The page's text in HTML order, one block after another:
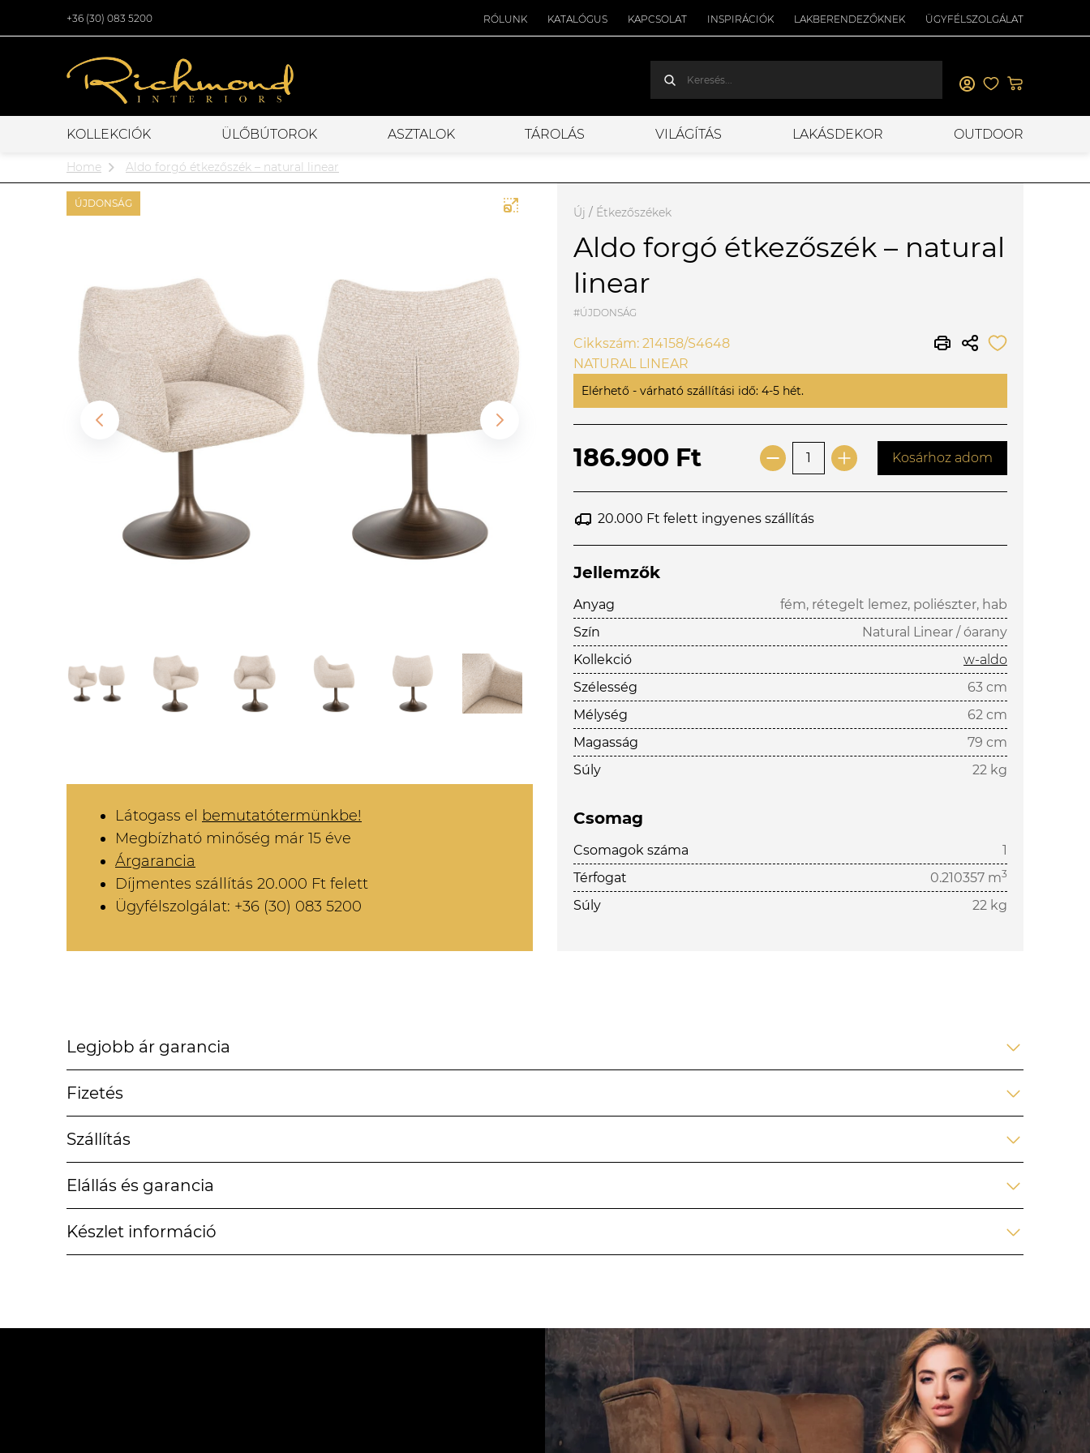
+36 (30) 083 5200 RÓLUNK KATALÓGUS KAPCSOLAT INSPIRÁCIÓK LAKBERENDEZŐKNEK ÜGYFÉLSZOLGÁLAT
KOLLEKCIÓK ÜLŐBÚTOROK ASZTALOK TÁROLÁS VILÁGÍTÁS LAKÁSDEKOR OUTDOOR
Home Aldo forgó étkezőszék – natural linear
ÚJDONSÁG
Látogass el bemutatótermünkbe!
Megbízható minőség már 15 éve
Árgarancia
Díjmentes szállítás 20.000 Ft felett
Ügyfélszolgálat: +36 (30) 083 5200
Új / Étkezőszékek
Aldo forgó étkezőszék – natural
linear
#ÚJDONSÁG
Cikkszám: 214158/S4648
NATURAL LINEAR
Elérhető - várható szállítási idő: 4-5 hét.
186.900 Ft Kosárhoz adom
20.000 Ft felett ingyenes szállítás
Jellemzők
Anyag
fém, rétegelt lemez, poliészter, hab
Szín
Natural Linear / óarany
Kollekció
w-aldo
Szélesség
63 cm
Mélység
62 cm
Magasság
79 cm
Súly
22 kg
Csomag
Csomagok száma
1
Térfogat
0.210357 m3
Súly 22 kg
Legjobb ár garancia
Fizetés
Szállítás
Elállás és garancia
Készlet információ